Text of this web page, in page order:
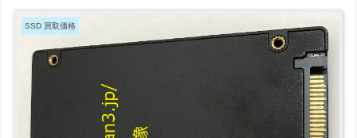
SSD 買取価格